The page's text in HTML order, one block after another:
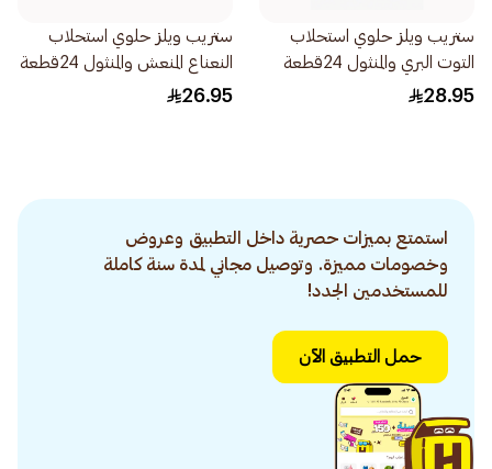
ستريب ويلز حلوي استحلاب
التوت البري والمنثول 24قطعة
28.95
ستريب ويلز حلوي استحلاب
النعناع المنعش والمنثول 24قطعة
26.95
استمتع بميزات حصرية داخل التطبيق وعروض
وخصومات مميزة. وتوصيل مجاني لمدة سنة كاملة
للمستخدمين الجدد!
حمل التطبيق الآن